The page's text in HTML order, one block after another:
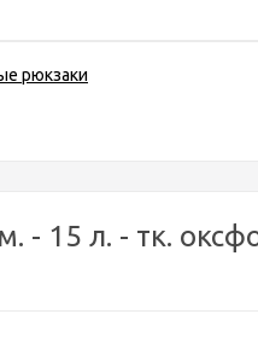
рюкзаки
- 15 л. - тк.